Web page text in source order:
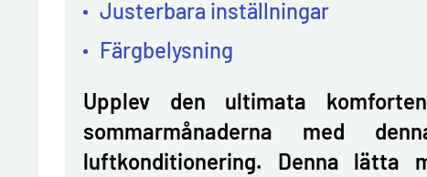
Justerbara inställningar
Färgbelysning
Upplev den ultimata
sommarmånaderna med
luftkonditionering. Denna lätta